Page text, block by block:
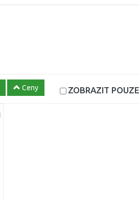
Ceny ZOBRAZIT